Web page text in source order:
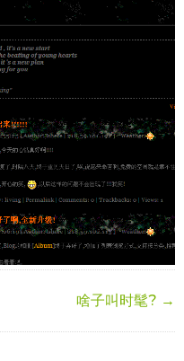
啥子叫时髦? →